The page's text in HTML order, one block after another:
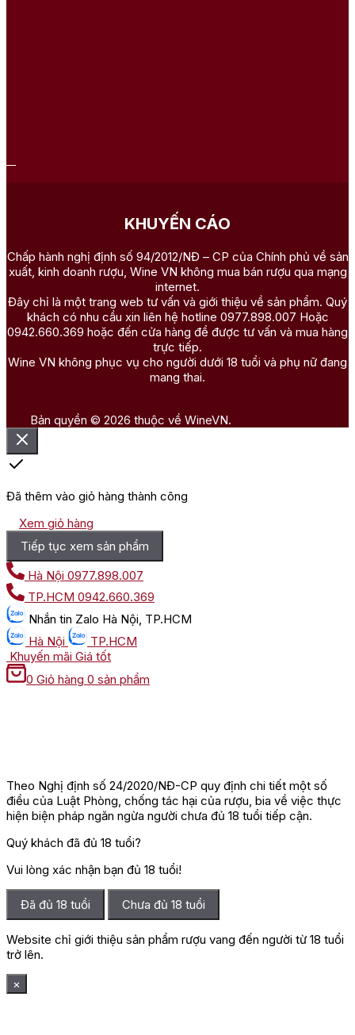
KHUYẾN CÁO
Chấp hành nghị định số 94/2012/NĐ – CP của Chính phủ về sản
xuất, kinh doanh rượu, Wine VN không mua bán rượu qua mạng
internet.
Đây chỉ là một trang web tư vấn và giới thiệu về sản phẩm. Quý
khách có nhu cầu xin liên hệ hotline 0977.898.007 Hoặc
0942.660.369 hoặc đến cửa hàng để được tư vấn và mua hàng
trực tiếp.
Wine VN không phục vụ cho người dưới 18 tuổi và phụ nữ đang
mang thai.
Bản quyền © 2026 thuộc về WineVN.
Đã thêm vào giỏ hàng thành công
Xem giỏ hàng
Tiếp tục xem sản phẩm
Hà Nội 0977.898.007
TP.HCM 0942.660.369
Nhắn tin Zalo Hà Nội, TP.HCM
Hà Nội
TP.HCM
Khuyến mãi Giá tốt
0 Giỏ hàng 0 sản phẩm
Theo Nghị định số 24/2020/NĐ-CP quy định chi tiết một số
điều của Luật Phòng, chống tác hại của rượu, bia về việc thực
hiện biện pháp ngăn ngừa người chưa đủ 18 tuổi tiếp cận.
Quý khách đã đủ 18 tuổi?
Vui lòng xác nhận bạn đủ 18 tuổi!
Đã đủ 18 tuổi Chưa đủ 18 tuổi
Website chỉ giới thiệu sản phẩm rượu vang đến người từ 18 tuổi
trở lên.
×